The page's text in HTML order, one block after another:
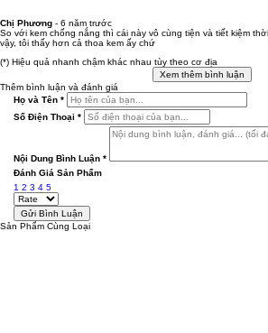
Chị Phương - 6 năm trước
So với kem chống nắng thì cái này vô cùng tiện và tiết kiệm
vậy, tôi thấy hơn cả thoa kem ấy chứ
(*) Hiệu quả nhanh chậm khác nhau tùy theo cơ địa
Xem thêm bình luận
Thêm bình luận và đánh giá
Họ và Tên *
Số Điện Thoại *
Nội Dung Bình Luận *
Đánh Giá Sản Phẩm
1 2 3 4 5
Sản Phẩm Cùng Loại